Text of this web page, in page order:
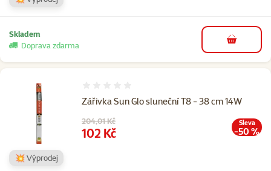
Skladem
Doprava zdarma
do košíku
Zářivka Sun Glo sluneční T8 - 38 cm 14W
Původní cena
204,01 Kč
Cena
102 Kč
Sleva
-50 %
💥 Výprodej